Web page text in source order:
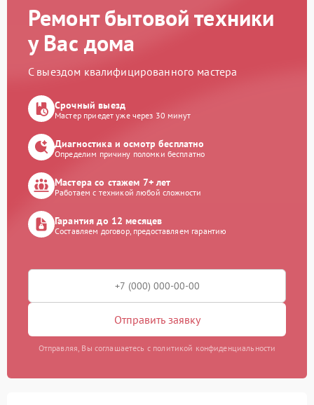
Ремонт бытовой техники
у Вас дома
С выездом квалифицированного мастера
Срочный выезд
Мастер приедет уже через 30 минут
Диагностика и осмотр бесплатно
Определим причину поломки бесплатно
Мастера со стажем 7+ лет
Работаем с техникой любой сложности
Гарантия до 12 месяцев
Составляем договор, предоставляем гарантию
Отправить заявку
Отправляя, Вы соглашаетесь с политикой конфиденциальности